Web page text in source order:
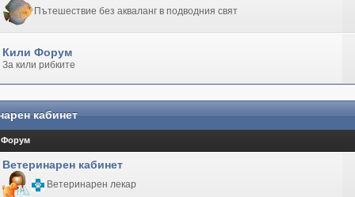
Пътешествие без акваланг в подводния свят
Кили Форум
За кили рибките
кабинет
Форум
Ветеринарен кабинет
Ветеринарен лекар